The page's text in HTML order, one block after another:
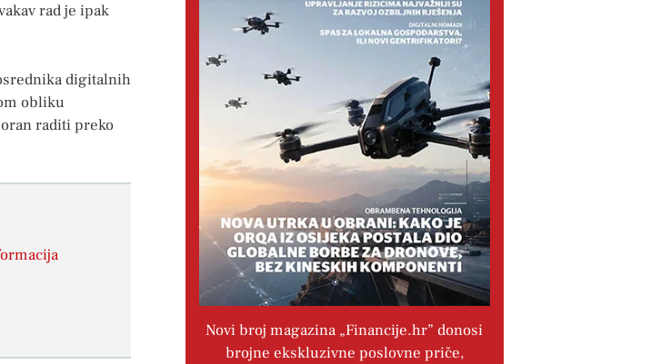
rad je ipak
digitalnih
obliku
raditi preko
Novi broj magazina „Financije.hr” donosi
brojne ekskluzivne poslovne priče,